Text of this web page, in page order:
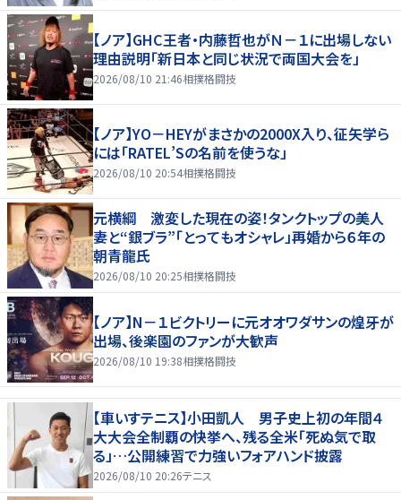
【ノア】GHC王者・内藤哲也がＮ－１に出場しない
理由説明「新日本と同じ状況で両国大会を」
2026/08/10 21:46相撲格闘技
【ノア】YO－HEYがまさかの2000X入り、征矢学ら
には「RATEL’Sの名前を使うな」
2026/08/10 20:54相撲格闘技
元横綱 激変した現在の姿！タンクトップの美人
妻と“銀ブラ”「とってもオシャレ」再婚から６年の
朝青龍氏
2026/08/10 20:25相撲格闘技
【ノア】N－１ビクトリーに元オオワダサンの煌牙が
出場、後楽園のファンが大歓声
2026/08/10 19:38相撲格闘技
【車いすテニス】小田凱人 男子史上初の年間４
大大会全制覇の快挙へ、残る全米「死ぬ気で取
る」…公開練習で力強いフォアハンド披露
2026/08/10 20:26テニス